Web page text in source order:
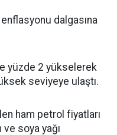
dalgasına
yüzde 2 yükselerek
seviyeye ulaştı.
ham petrol fiyatları
soya yağı